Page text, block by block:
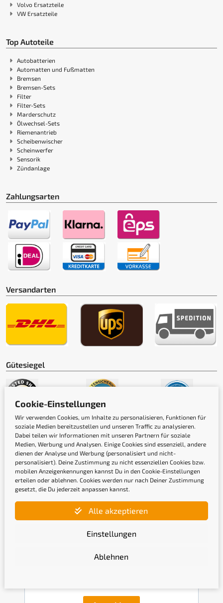
Volvo Ersatzteile
VW Ersatzteile
Top Autoteile
Autobatterien
Automatten und Fußmatten
Bremsen
Bremsen-Sets
Filter
Filter-Sets
Marderschutz
Ölwechsel-Sets
Riemenantrieb
Scheibenwischer
Scheinwerfer
Sensorik
Zündanlage
Zahlungsarten
Versandarten
Gütesiegel
Newsletter
Gib hier Deine E-Mail-Adresse ein, um Dich
Cookie-Einstellungen
Wir verwenden Cookies, um Inhalte zu personalisieren, Funktionen für
soziale Medien bereitzustellen und unseren Traffic zu analysieren.
Dabei teilen wir Informationen mit unseren Partnern für soziale
Medien, Werbung und Analysen. Einige Cookies sind essenziell, andere
dienen der Analyse und Werbung (personalisiert und nicht-
personalisiert). Deine Zustimmung zu nicht essenziellen Cookies bzw.
mobilen Anzeigenkennungen kannst Du in den Cookie-Einstellungen
erteilen oder ablehnen. Cookies werden nur nach Deiner Zustimmung
gesetzt, die Du jederzeit anpassen kannst.
Alle akzeptieren
Einstellungen
Ablehnen